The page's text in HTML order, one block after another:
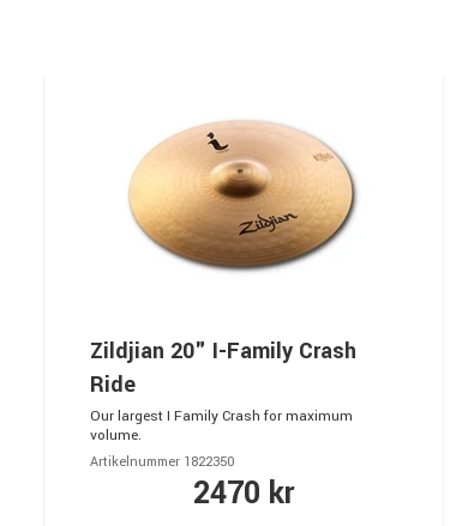
Zildjian 20" I-Family Crash
Ride
Our largest I Family Crash for maximum
volume.
Artikelnummer 1822350
2470 kr